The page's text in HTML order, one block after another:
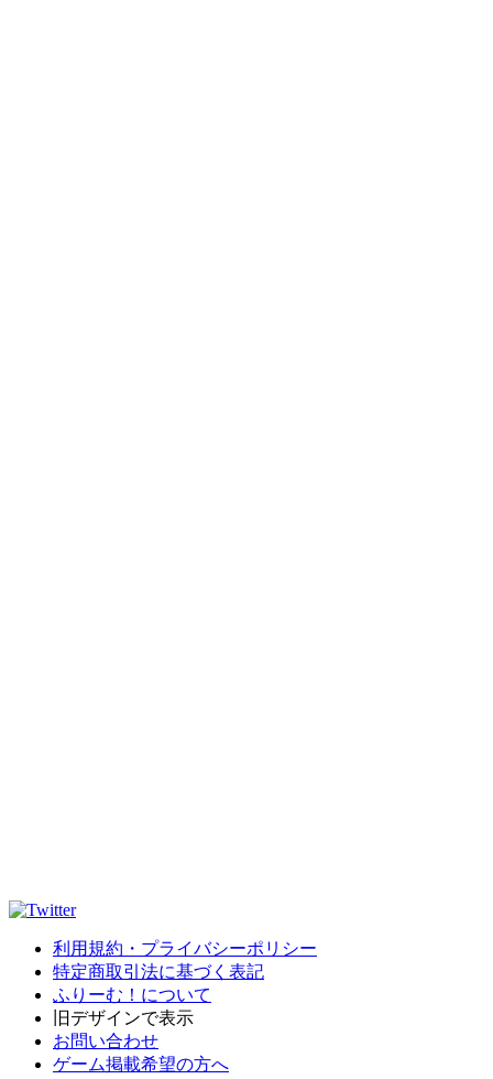
利用規約・プライバシーポリシー
特定商取引法に基づく表記
ふりーむ！について
旧デザインで表示
お問い合わせ
ゲーム掲載希望の方へ